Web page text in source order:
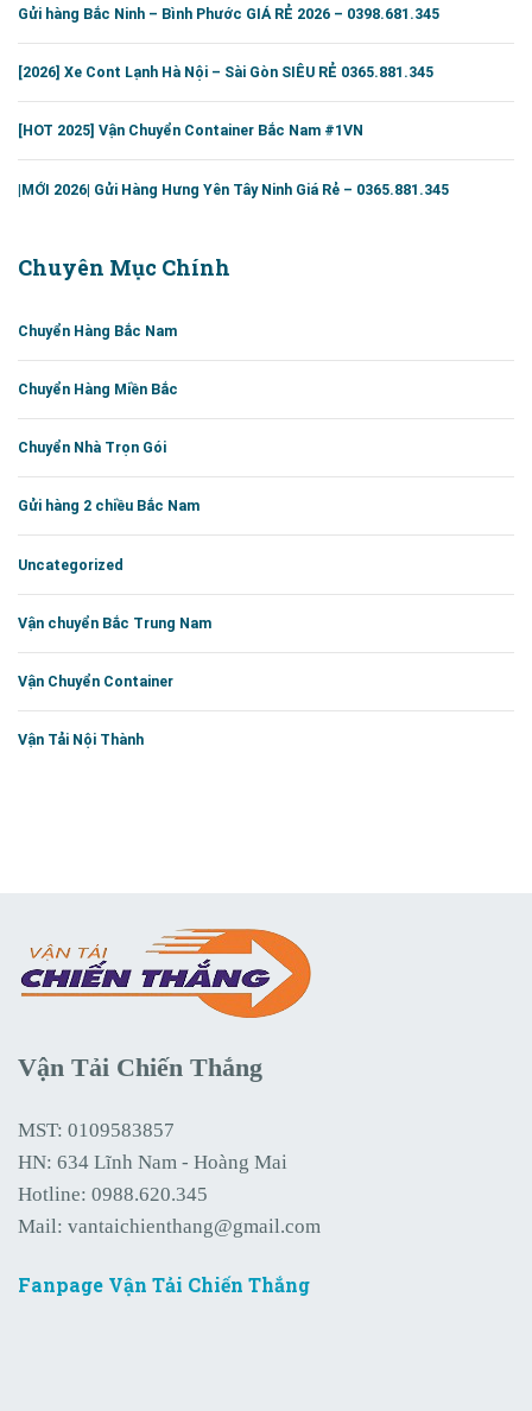
Gửi hàng Bắc Ninh – Bình Phước GIÁ RẺ 2026 – 0398.681.345
[2026] Xe Cont Lạnh Hà Nội – Sài Gòn SIÊU RẺ 0365.881.345
[HOT 2025] Vận Chuyển Container Bắc Nam #1VN
|MỚI 2026| Gửi Hàng Hưng Yên Tây Ninh Giá Rẻ – 0365.881.345
Chuyên Mục Chính
Chuyển Hàng Bắc Nam
Chuyển Hàng Miền Bắc
Chuyển Nhà Trọn Gói
Gửi hàng 2 chiều Bắc Nam
Uncategorized
Vận chuyển Bắc Trung Nam
Vận Chuyển Container
Vận Tải Nội Thành
Vận Tải Chiến Thắng
MST: 0109583857
HN: 634 Lĩnh Nam - Hoàng Mai
Hotline: 0988.620.345
Mail: vantaichienthang@gmail.com
Fanpage Vận Tải Chiến Thắng